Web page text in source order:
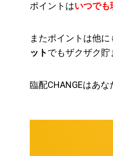
ポイントはいつでも
またポイントは他に
ットでもザクザク貯
臨配CHANGEはあ